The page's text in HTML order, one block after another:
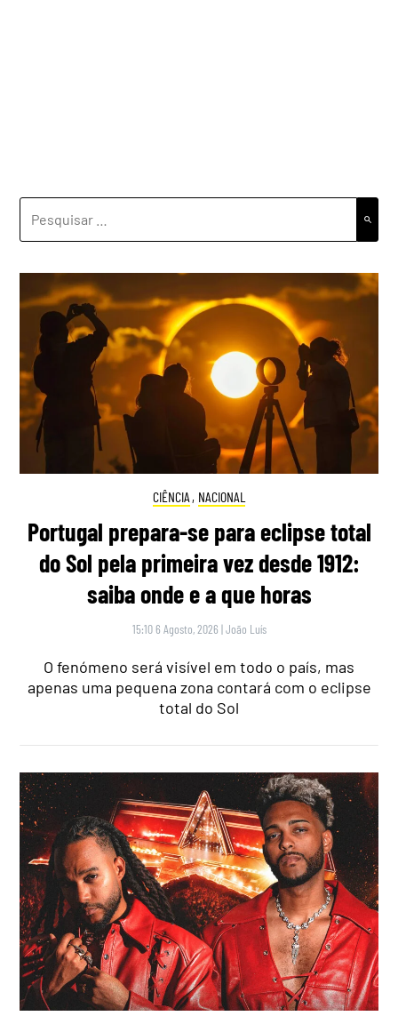
CIÊNCIA , NACIONAL
Portugal prepara-se para eclipse total
do Sol pela primeira vez desde 1912:
saiba onde e a que horas
15:10 6 Agosto, 2026 |João Luís
O fenómeno será visível em todo o país, mas
apenas uma pequena zona contará com o eclipse
total do Sol